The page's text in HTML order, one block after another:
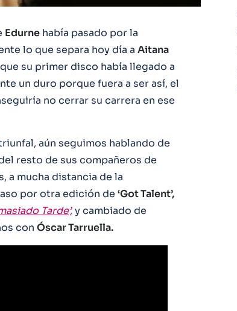
Edurne había pasado por la
lo que separa hoy día a Aitana
su primer disco había llegado a
un duro porque fuera a ser así, el
no cerrar su carrera en ese
aún seguimos hablando de
resto de sus compañeros de
a mucha distancia de la
por otra edición de ‘Got Talent’,
Tarde’,y cambiado de
con Óscar Tarruella.